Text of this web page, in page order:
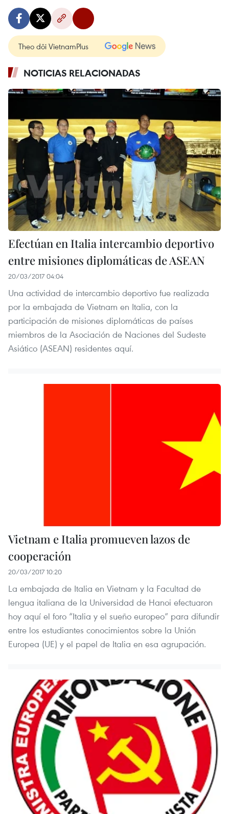
Theo dõi VietnamPlus
NOTICIAS RELACIONADAS
Efectúan en Italia intercambio deportivo
entre misiones diplomáticas de ASEAN
20/03/2017 04:04
Una actividad de intercambio deportivo fue realizada
por la embajada de Vietnam en Italia, con la
participación de misiones diplomáticas de países
miembros de la Asociación de Naciones del Sudeste
Asiático (ASEAN) residentes aquí.
Vietnam e Italia promueven lazos de
cooperación
20/03/2017 10:20
La embajada de Italia en Vietnam y la Facultad de
lengua italiana de la Universidad de Hanoi efectuaron
hoy aquí el foro “Italia y el sueño europeo” para difundir
entre los estudiantes conocimientos sobre la Unión
Europea (UE) y el papel de Italia en esa agrupación.